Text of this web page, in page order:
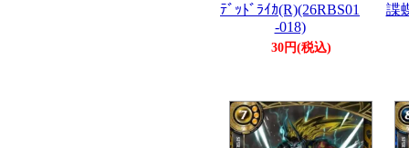
ﾃﾞｯﾄﾞﾗｲｶ(R)(26RBS01
-018)
30円(税込)
諜